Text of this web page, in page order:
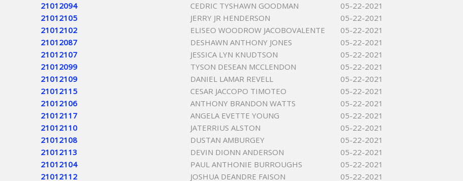
21012094
CEDRIC TYSHAWN GOODMAN
05-22-2021
21012105
JERRY JR HENDERSON
05-22-2021
21012102
ELISEO WOODROW JACOBOVALENTE
05-22-2021
21012087
DESHAWN ANTHONY JONES
05-22-2021
21012107
JESSICA LYN KNUDTSON
05-22-2021
21012099
TYSON DESEAN MCCLENDON
05-22-2021
21012109
DANIEL LAMAR REVELL
05-22-2021
21012115
CESAR JACCOPO TIMOTEO
05-22-2021
21012106
ANTHONY BRANDON WATTS
05-22-2021
21012117
ANGELA EVETTE YOUNG
05-22-2021
21012110
JATERRIUS ALSTON
05-22-2021
21012108
DUSTAN AMBURGEY
05-22-2021
21012113
DEVIN DIONN ANDERSON
05-22-2021
21012104
PAUL ANTHONIE BURROUGHS
05-22-2021
21012112
JOSHUA DEANDRE FAISON
05-22-2021